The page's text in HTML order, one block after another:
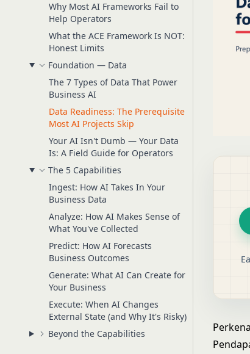
Why Most AI Frameworks Fail to
Help Operators
What the ACE Framework Is NOT:
Honest Limits
Foundation — Data
The 7 Types of Data That Power
Business AI
Data Readiness: The Prerequisite
Most AI Projects Skip
Your AI Isn't Dumb — Your Data
Is: A Field Guide for Operators
The 5 Capabilities
Ingest: How AI Takes In Your
Business Data
Analyze: How AI Makes Sense of
What You've Collected
Predict: How AI Forecasts
Business Outcomes
Generate: What AI Can Create for
Your Business
Execute: When AI Changes
External State (and Why It's Risky)
Beyond the Capabilities